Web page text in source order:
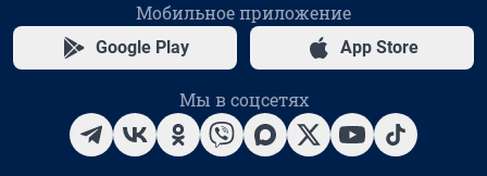
Мобильное приложение
Google Play App Store
Мы в соцсетях